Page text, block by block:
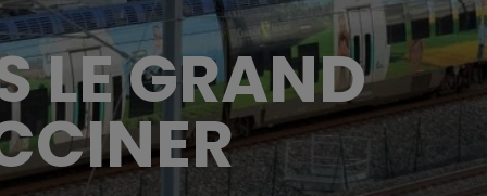
LE GRAND